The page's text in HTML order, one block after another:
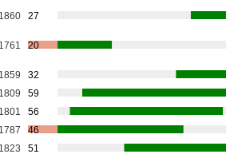
1860 27
1761 20
1859
32
1809
59
1801
56
1787
46
1823 51